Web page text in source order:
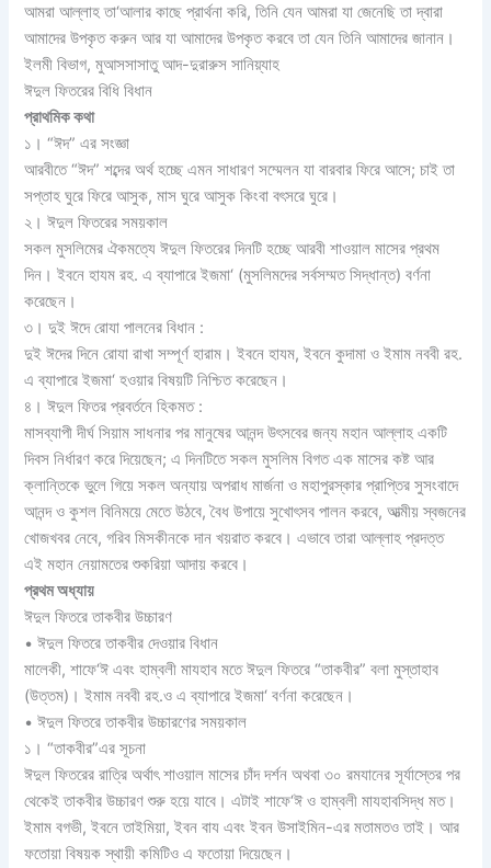
আমরা আল্লাহ তা‘আলার কাছে প্রার্থনা করি, তিনি যেন আমরা যা জেনেছি তা দ্বারা
আমাদের উপকৃত করুন আর যা আমাদের উপকৃত করবে তা যেন তিনি আমাদের জানান।
ইলমী বিভাগ, মুআসসাসাতু আদ-দুরারুস সানিয়্যাহ
ঈদুল ফিতরের বিধি বিধান
প্রাথমিক কথা
১। “ঈদ” এর সংজ্ঞা
আরবীতে “ঈদ” শব্দের অর্থ হচ্ছে এমন সাধারণ সম্মেলন যা বারবার ফিরে আসে; চাই তা
সপ্তাহ ঘুরে ফিরে আসুক, মাস ঘুরে আসুক কিংবা বৎসরে ঘুরে।
২। ঈদুল ফিতরের সময়কাল
সকল মুসলিমের ঐকমত্যে ঈদুল ফিতরের দিনটি হচ্ছে আরবী শাওয়াল মাসের প্রথম
দিন। ইবনে হাযম রহ. এ ব্যাপারে ইজমা‘ (মুসলিমদের সর্বসম্মত সিদ্ধান্ত) বর্ণনা
করেছেন।
৩। দুই ঈদে রোযা পালনের বিধান :
দুই ঈদের দিনে রোযা রাখা সম্পূর্ণ হারাম। ইবনে হাযম, ইবনে কুদামা ও ইমাম নববী রহ.
এ ব্যাপারে ইজমা‘ হওয়ার বিষয়টি নিশ্চিত করেছেন।
৪। ঈদুল ফিতর প্রবর্তনে হিকমত :
মাসব্যাপী দীর্ঘ সিয়াম সাধনার পর মানুষের আনন্দ উৎসবের জন্য মহান আল্লাহ একটি
দিবস নির্ধারণ করে দিয়েছেন; এ দিনটিতে সকল মুসলিম বিগত এক মাসের কষ্ট আর
ক্লান্তিকে ভুলে গিয়ে সকল অন্যায় অপরাধ মার্জনা ও মহাপুরস্কার প্রাপ্তির সুসংবাদে
আনন্দ ও কুশল বিনিময়ে মেতে উঠবে, বৈধ উপায়ে সুখোৎসব পালন করবে, আত্মীয় স্বজনের
খোজখবর নেবে, গরিব মিসকীনকে দান খয়রাত করবে। এভাবে তারা আল্লাহ প্রদত্ত
এই মহান নেয়ামতের শুকরিয়া আদায় করবে।
প্রথম অধ্যায়
ঈদুল ফিতরে তাকবীর উচ্চারণ
• ঈদুল ফিতরে তাকবীর দেওয়ার বিধান
মালেকী, শাফে‘ঈ এবং হাম্বলী মাযহাব মতে ঈদুল ফিতরে “তাকবীর” বলা মুস্তাহাব
(উত্তম)। ইমাম নববী রহ.ও এ ব্যাপারে ইজমা‘ বর্ণনা করেছেন।
• ঈদুল ফিতরে তাকবীর উচ্চারণের সময়কাল
১। “তাকবীর”এর সূচনা
ঈদুল ফিতরের রাত্রি অর্থাৎ শাওয়াল মাসের চাঁদ দর্শন অথবা ৩০ রমযানের সূর্যাস্তের পর
থেকেই তাকবীর উচ্চারণ শুরু হয়ে যাবে। এটাই শাফে‘ঈ ও হাম্বলী মাযহাবসিদ্ধ মত।
ইমাম বগভী, ইবনে তাইমিয়া, ইবন বায এবং ইবন উসাইমিন-এর মতামতও তাই। আর
ফতোয়া বিষয়ক স্থায়ী কমিটিও এ ফতোয়া দিয়েছেন।